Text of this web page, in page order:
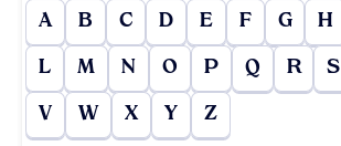
A B C D E F G H
L M N O P Q R S
V W X Y Z